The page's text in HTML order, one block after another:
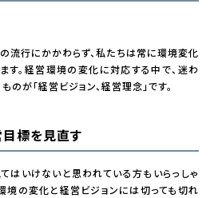
流行にかかわらず、私たちは常に環境変化
す。経営環境の変化に対応する中で、迷わ
のが「経営ビジョン、経営理念」です。
目標を見直す
はいけないと思われている方もいらっしゃ
境の変化と経営ビジョンには切っても切れ